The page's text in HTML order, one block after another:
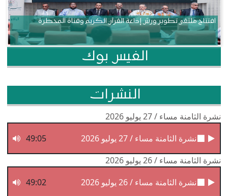
افتتاح ملتقى تطوير ورش إذاعة القرآن الكريم وقناة المحظرة
الفيس بوك
النشرات
نشرة الثامنة مساء / 27 يوليو 2026
نشرة الثامنة مساء / 27 يوليو 2026
49:05
نشرة الثامنة مساء / 26 يوليو 2026
نشرة الثامنة مساء / 26 يوليو 2026
49:02